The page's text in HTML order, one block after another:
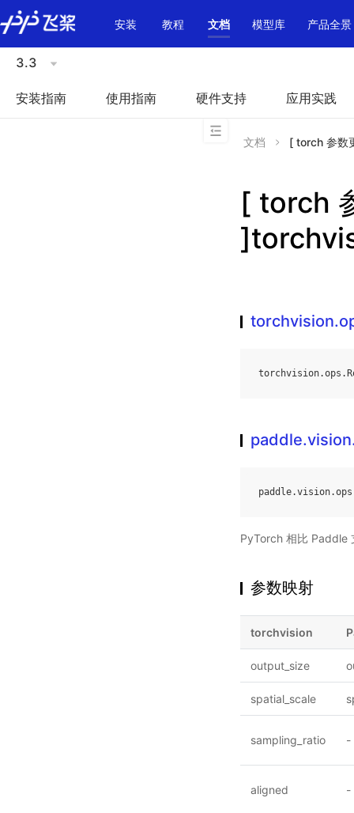
\u200E
安装
教程 文档 模型库 产品全景
3.3
安装指南 使用指南 硬件支持 应用实践
文档 [ torch 参数
[ torch
torchvision.ops .
paddle.vision.ops
PyTorch 相比 Paddle
参数映射
torchvision
output_size
spatial_scale
sampling_ratio -
aligned -